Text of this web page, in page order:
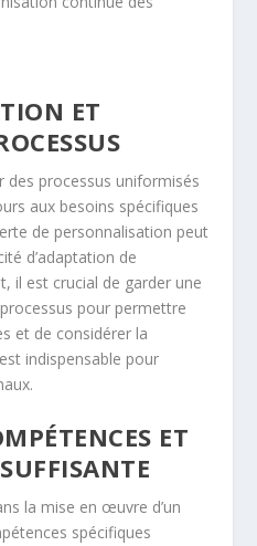
ET
des processus uniformisés
aux besoins spécifiques
de personnalisation peut
d’adaptation de
il est crucial de garder une
pour permettre
et de considérer la
indispensable pour
ET
la mise en œuvre d’un
spécifiques